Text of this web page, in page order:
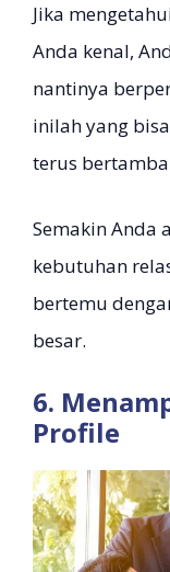
Jika
Anda kenal,
nantinya
inilah yang
terus
Semakin Anda
kebutuhan
bertemu
besar.
6.
Profile